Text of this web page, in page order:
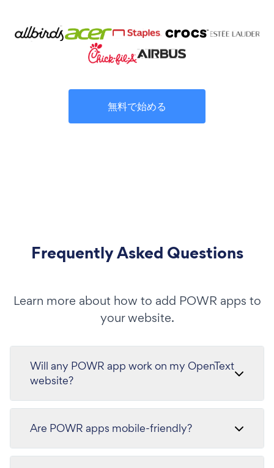
無料で始める
Frequently Asked Questions
Learn more about how to add POWR apps to
your website.
Will any POWR app work on my OpenText
website?
Are POWR apps mobile-friendly?